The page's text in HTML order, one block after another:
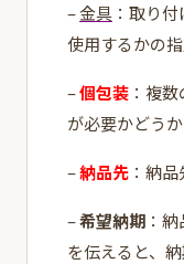
–金具 ：取り
使用するかの
–個包装 ：複数
が必要かどう
–納品先 ：納
–希望納期 ：
を伝えると、